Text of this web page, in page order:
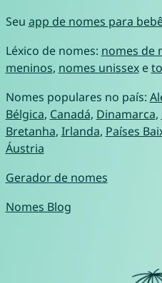
Seu app de nomes para
Léxico de nomes: nomes de
meninos, nomes unissexe
Nomes populares no país:
Bélgica, Canadá, Dinamarca,
Bretanha, Irlanda, Países
Áustria
Gerador de nomes
Nomes Blog